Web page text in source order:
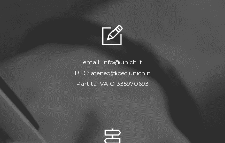
email: info@unich.it
PEC: ateneo@pec.unich.it
Partita IVA 01335970693